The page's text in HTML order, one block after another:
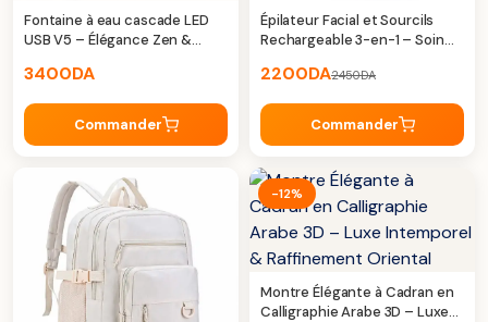
Fontaine à eau cascade LED
USB V5 – Élégance Zen &
3400DA
Commander
Épilateur Facial et Sourcils
Rechargeable 3-en-1 – Soin
quotidien
2200DA2450DA
Commander
-12%
Montre Élégante à Cadran en
Calligraphie Arabe 3D – Luxe